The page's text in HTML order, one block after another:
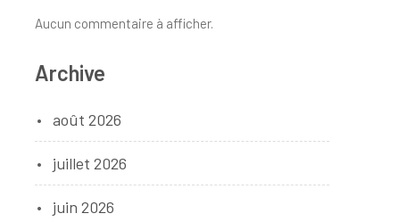
Aucun commentaire à afficher.
Archive
août 2026
juillet 2026
juin 2026